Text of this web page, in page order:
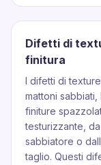
Difetti di
finitura
I difetti di
mattoni
finiture
testurizzante,
sabbiatore o
taglio. Questi